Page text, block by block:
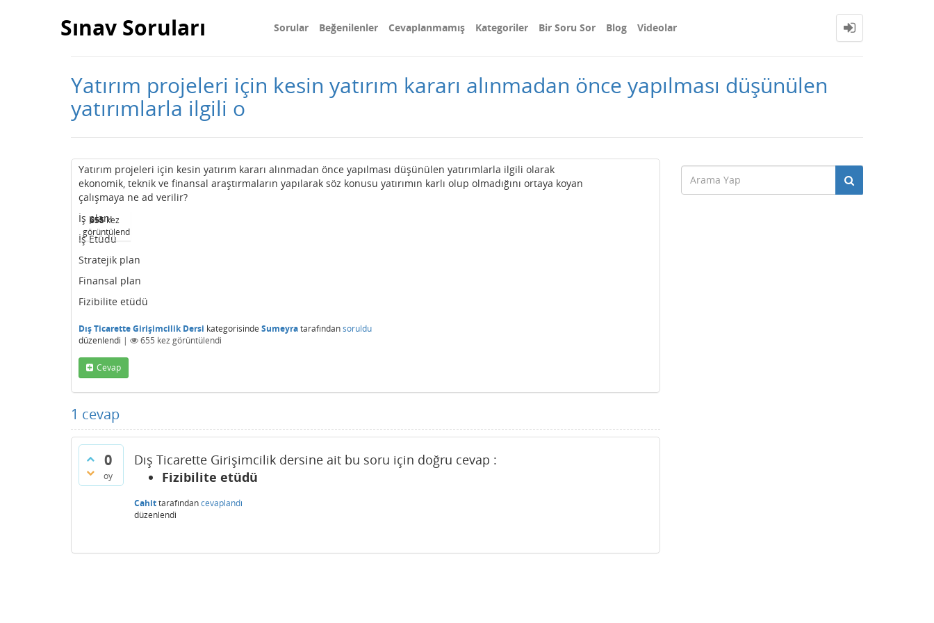
Sınav Soruları Sorular Beğenilenler Cevaplanmamış Kategoriler Bir Soru Sor Blog Videolar
Yatırım projeleri için kesin yatırım kararı alınmadan önce yapılması düşünülen
yatırımlarla ilgili o
655kez
görüntülendi
Yatırım projeleri için kesin yatırım kararı alınmadan önce yapılması düşünülen yatırımlarla ilgili olarak
ekonomik, teknik ve finansal araştırmaların yapılarak söz konusu yatırımın karlı olup olmadığını ortaya koyan
çalışmaya ne ad verilir?
İş planı
İş Etüdü
Stratejik plan
Finansal plan
Fizibilite etüdü
Dış Ticarette Girişimcilik Dersi kategorisinde Sumeyratarafındansoruldu
düzenlendi | 655 kez görüntülendi
Cevap
1 cevap
0
oy
Dış Ticarette Girişimcilik dersine ait bu soru için doğru cevap :
Fizibilite etüdü
Cahittarafındancevaplandı
düzenlendi